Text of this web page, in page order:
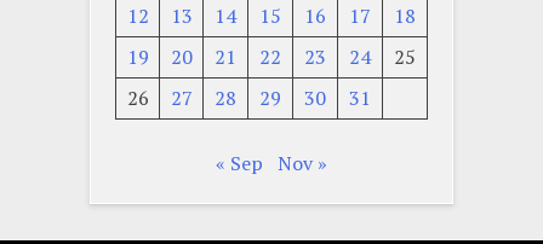
12
13 14 15 16 17
18
19
20 21 22 23 24
25
26
27 28 29 30 31
« Sep Nov »